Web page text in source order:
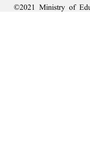
©2021 Ministry of